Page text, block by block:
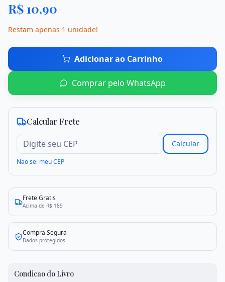
Promoções
Sobre Nós
Contato
Criar conta Entrar
R$10,90
Restam apenas 1 unidade!
Adicionar ao Carrinho
Comprar pelo WhatsApp
Calcular Frete
Calcular
Nao sei meu CEP
Frete Gratis
Acima de R$ 189
Compra Segura
Dados protegidos
Condicao do Livro